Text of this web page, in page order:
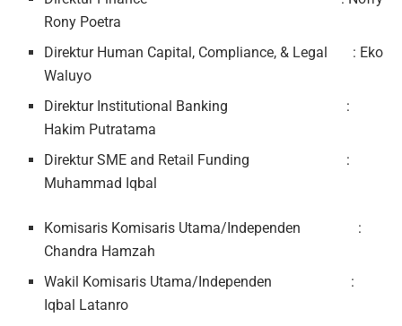
Rony Poetra
Direktur Human Capital, Compliance, & Legal : Eko
Waluyo
Direktur Institutional Banking :
Hakim Putratama
Direktur SME and Retail Funding :
Muhammad Iqbal
Komisaris Komisaris Utama/Independen :
Chandra Hamzah
Wakil Komisaris Utama/Independen :
Iqbal Latanro